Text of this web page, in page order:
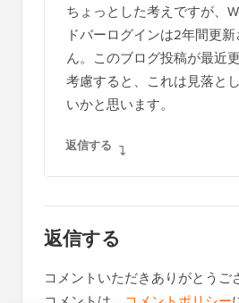
ちょっとした考えですが、
ドバーログインは2年間更
ん。このブログ投稿が最近
考慮すると、これは見落と
いかと思います。
返信する
返信する
コメントいただきありがとうご